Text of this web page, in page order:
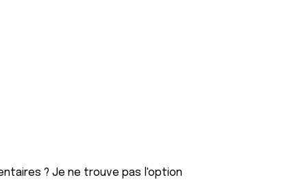
? Je ne trouve pas l'option